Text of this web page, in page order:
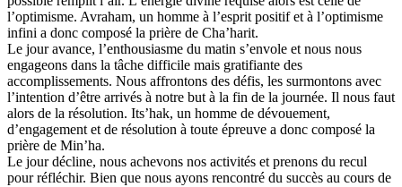
l’optimisme. Avraham, un homme à l’esprit positif et à l’optimisme
infini a donc composé la prière de Cha’harit.
Le jour avance, l’enthousiasme du matin s’envole et nous nous
engageons dans la tâche difficile mais gratifiante des
accomplissements. Nous affrontons des défis, les surmontons avec
l’intention d’être arrivés à notre but à la fin de la journée. Il nous faut
alors de la résolution. Its’hak, un homme de dévouement,
d’engagement et de résolution à toute épreuve a donc composé la
prière de Min’ha.
Le jour décline, nous achevons nos activités et prenons du recul
pour réfléchir. Bien que nous ayons rencontré du succès au cours de